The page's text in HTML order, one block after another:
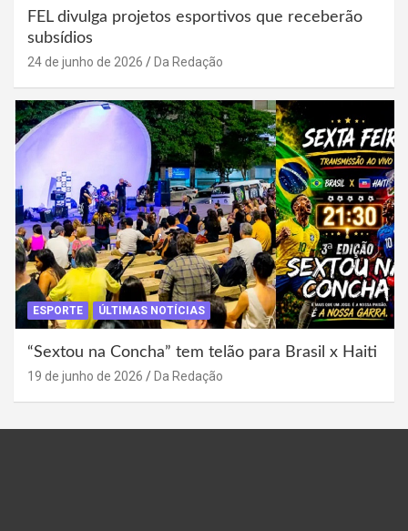
FEL divulga projetos esportivos que receberão
subsídios
24 de junho de 2026 Da Redação
ESPORTE ÚLTIMAS NOTÍCIAS
“Sextou na Concha” tem telão para Brasil x Haiti
19 de junho de 2026 Da Redação